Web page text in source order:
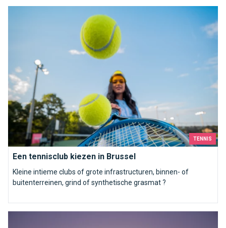
TENNIS
Een tennisclub kiezen in Brussel
Kleine intieme clubs of grote infrastructuren, binnen- of
buitenterreinen, grind of synthetische grasmat ?